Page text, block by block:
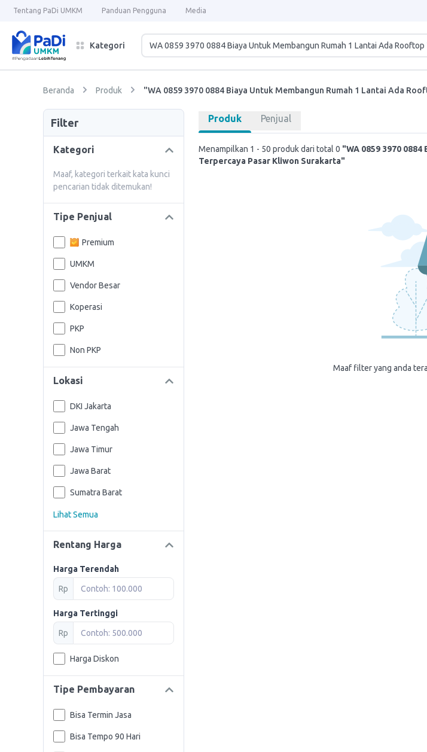
Tentang PaDi UMKM Panduan Pengguna Media
Kategori
Beranda Produk "WA 0859 3970 0884 Biaya Untuk Membangun Rumah 1 Lantai Ada
Filter
Kategori
Maaf, kategori terkait kata kunci
pencarian tidak ditemukan!
Tipe Penjual
Premium
UMKM
Vendor Besar
Koperasi
PKP
Non PKP
Lokasi
DKI Jakarta
Jawa Tengah
Jawa Timur
Jawa Barat
Sumatra Barat
Lihat Semua
Rentang Harga
Harga Terendah
Rp
Harga Tertinggi
Rp
Harga Diskon
Tipe Pembayaran
Bisa Termin Jasa
Bisa Tempo 90 Hari
Produk Penjual
Menampilkan 1 - 50 produk dari total 0 "WA 0859 3970
Terpercaya Pasar Kliwon Surakarta"
Maaf filter yang anda